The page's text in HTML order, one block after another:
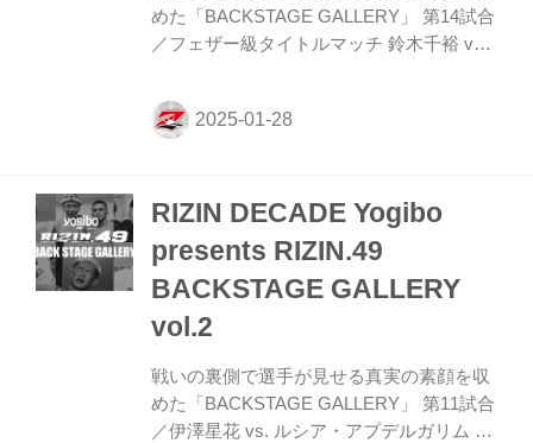
めた「BACKSTAGE GALLERY」 第14試合
／フェザー級タイトルマッチ 鈴木千裕 vs.
イトルマッチ 鈴木千裕 vs. クレベル・コイ
ケ21 第13試合／フライ級タイトルマッチ
vs. エンカジムーロ・ズールー15 第12試合
シ・ソウザ vs. ヴガール・ケラモフ 第12試
合／ライト級タイトルマッチ ホベルト・サ
トシ・ソウザ vs. ヴガール・ケラモフ13 バ
RIZIN DECADE Yogibo
presents RIZIN.49
BACKSTAGE GALLERY
vol.2
戦いの裏側で選手が見せる真実の素顔を収
めた「BACKSTAGE GALLERY」 第11試合
／伊澤星花 vs. ルシア・アプデルガリム 第